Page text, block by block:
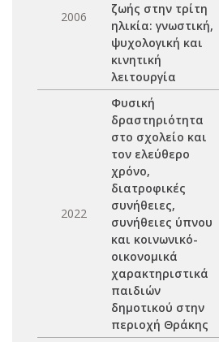
2006
ζωής στην τρίτη
ηλικία: γνωστική,
ψυχολογική και
κινητική
λειτουργία
2022
Φυσική
δραστηριότητα
στο σχολείο και
τον ελεύθερο
χρόνο,
διατροφικές
συνήθειες,
συνήθειες ύπνου
και κοινωνικό-
οικονομικά
χαρακτηριστικά
παιδιών
δημοτικού στην
περιοχή Θράκης